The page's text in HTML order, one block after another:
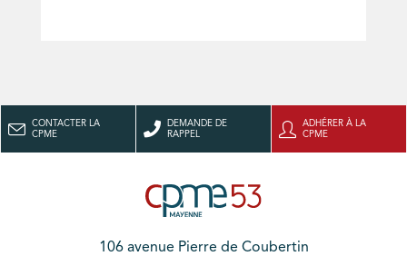
CONTACTER LA
CPME
DEMANDE DE
RAPPEL
ADHÉRER À LA
CPME
106 avenue Pierre de Coubertin